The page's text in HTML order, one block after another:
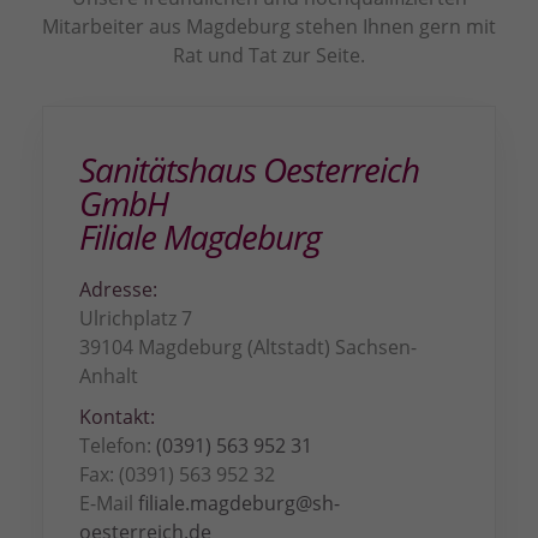
Mitarbeiter aus Magdeburg stehen Ihnen gern mit
Rat und Tat zur Seite.
Sanitätshaus Oesterreich
GmbH
Filiale Magdeburg
Adresse:
Ulrichplatz 7
39104 Magdeburg (Altstadt) Sachsen-
Anhalt
Kontakt:
Telefon: (0391) 563 952 31
Fax: (0391) 563 952 32
E-Mail filiale.magdeburg@sh-
oesterreich.de
Sie können Ihre Einwilligung zu ganzen Kategorien geben
oder sich weitere Informationen anzeigen lassen und so nur
bestimmte Cookies auswählen.
Zurück
Datenschutzeinstellungen
Essenziell (3)
Essenzielle Cookies ermöglichen grundlegende Funktionen und sind für
die einwandfreie Funktion der Website erforderlich.
Cookie-Informationen anzeigen
Statistiken (1)
helfen uns zu verstehen, wie unsere Besucher unsere Website nutzen.
Cookie-Informationen anzeigen
Externe Medien (2)